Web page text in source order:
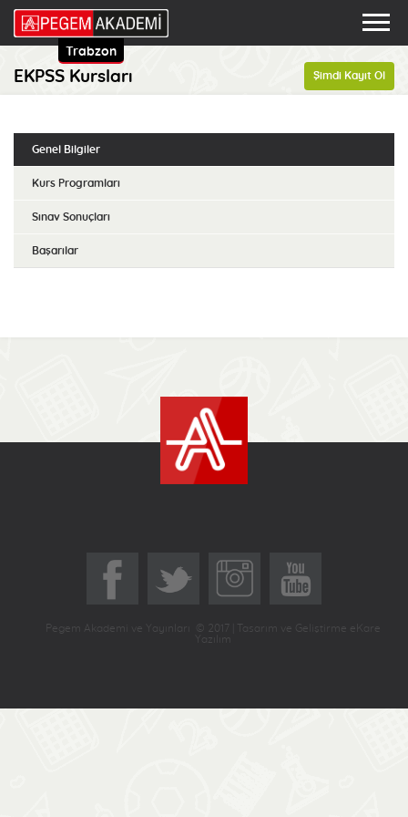
Trabzon
EKPSS Kursları Şimdi Kayıt Ol
Genel Bilgiler
Kurs Programları
Sınav Sonuçları
Başarılar
Pegem Akademi ve Yayınları © 2017 | Tasarım ve Geliştirme eKare
Yazılım